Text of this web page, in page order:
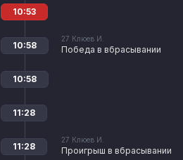
10:53
27 Клюев И.
Победа в вбрасывании
10:58
10:58
11:28
27 Клюев И.
Проигрыш в вбрасывании
11:28